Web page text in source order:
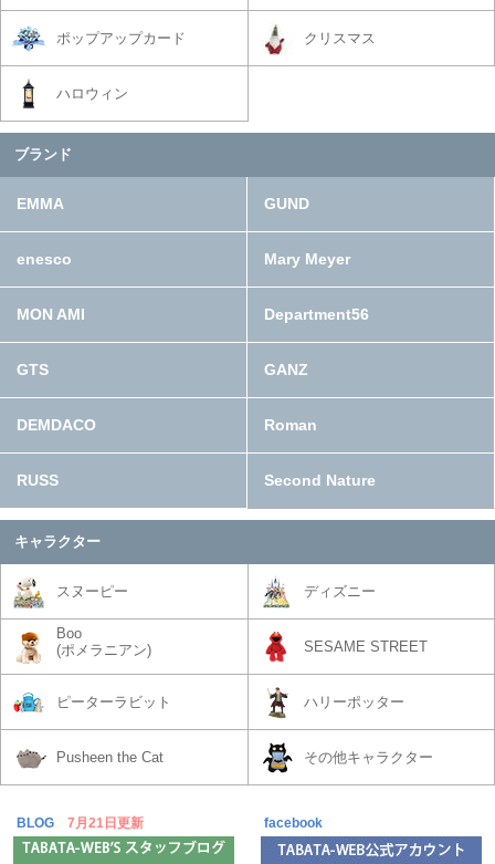
ポップアップカード クリスマス
ハロウィン
ブランド
EMMA GUND
enesco Mary Meyer
MON AMI Department56
GTS GANZ
DEMDACO Roman
RUSS Second Nature
キャラクター
スヌーピー ディズニー
Boo
(ポメラニアン)
SESAME STREET
ピーターラビット ハリーポッター
Pusheen the Cat その他キャラクター
BLOG 7月21日更新 facebook